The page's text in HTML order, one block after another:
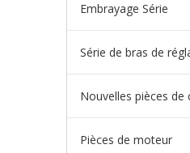
Embrayage Série
Série de bras de
Pièces de moteur